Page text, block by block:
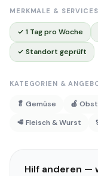
MERKMALE & SERVICES
✓ 1 Tag pro Woche
✓ Standort geprüft
KATEGORIEN &
🥬 Gemüse 🍎 Obst
🥩 Fleisch & Wurst
Hilf anderen —